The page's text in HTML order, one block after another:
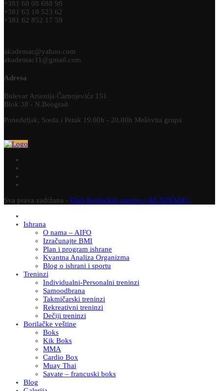
+381 60 08 688 98
+381 63 18 523 62
+381 62 852 17 59
akademac@yahoo.com
akademac11@gmail.com
Adresa
Bulevar Arsenija Čarnojevića 151
Blok 38 - N.Beograd
Ponedeljak, Sreda i Petak 19.00h - 20.00h Mešovita grupa
Sva prava zadržana - Klub borilačkih sportova AKADEMAC
Ishrana
O nama – AIFO
Izračunajte BMI
Plan i program ishrane
Kvantna Analiza Organizma
Blog o ishrani i sportu
Treninzi
Individualni-Personalni treninzi
Samoodbrana
Takmičarski treninzi
Rekreativni treninzi
Dečiji treninzi
Borilačke veštine
Boks
Kik Boks
MMA
Cardio Box
Muay Thai
Savate – francuski boks
Blog